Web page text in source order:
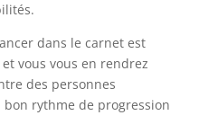
dans le carnet est
vous vous en rendrez
des personnes
rythme de progression